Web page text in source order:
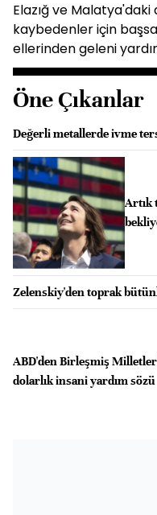
Elazığ ve
kaybedenler için
ellerinden geleni
Öne Çıkanlar
Değerli metallerde ivme
Artık
Zelenskiy'den toprak
ABD'den Birleşmiş
dolarlık insani yardım sözü